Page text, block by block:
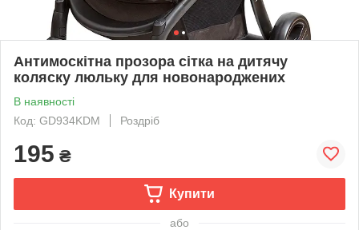
Антимоскітна прозора сітка на дитячу
коляску люльку для новонароджених
В наявності
Код: GD934KDM
Роздріб
195 ₴
Купити
або